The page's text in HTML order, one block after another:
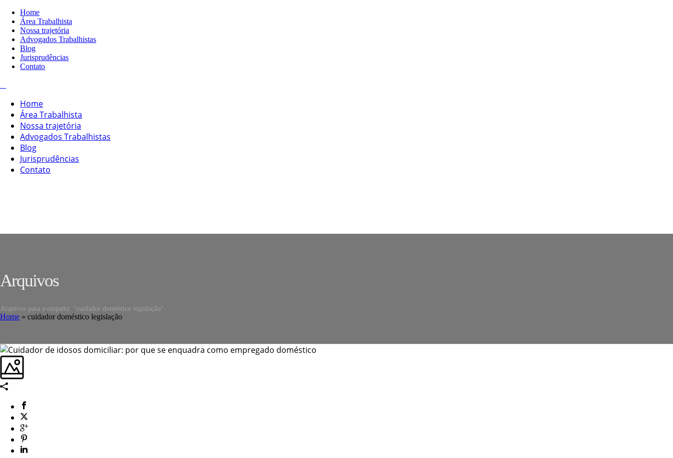
Home
Área Trabalhista
Nossa trajetória
Advogados Trabalhistas
Blog
Jurisprudências
Contato
Home
Área Trabalhista
Nossa trajetória
Advogados Trabalhistas
Blog
Jurisprudências
Contato
Arquivos
Arquivos para a etiqueta: "cuidador doméstico legislação"
Home » cuidador doméstico legislação